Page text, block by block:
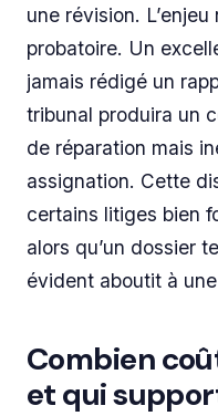
une révision.
probatoire. Un
jamais rédigé un
tribunal produira un
de réparation mais
assignation. Cette
certains litiges bien
alors qu’un dossier
évident aboutit à
Combien
et qui